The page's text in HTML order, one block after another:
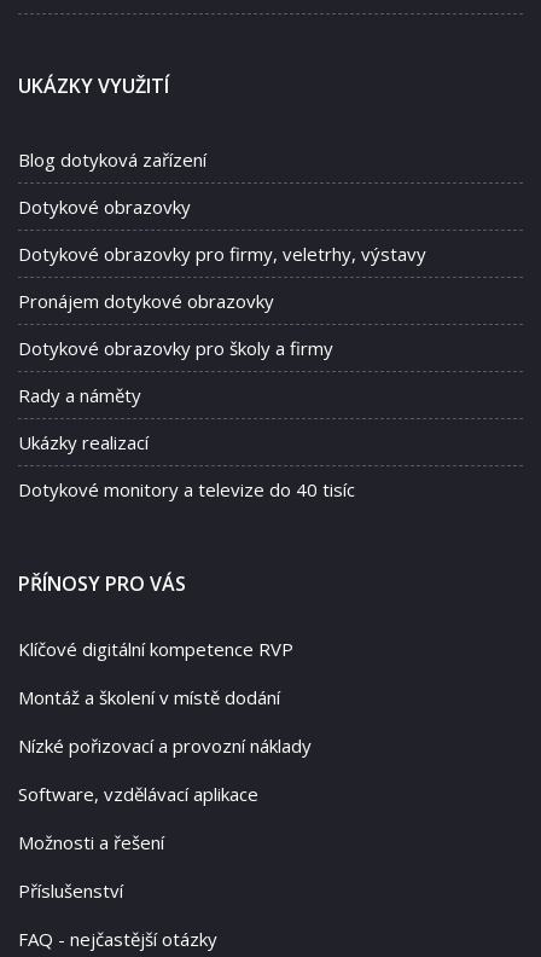
UKÁZKY VYUŽITÍ
Blog dotyková zařízení
Dotykové obrazovky
Dotykové obrazovky pro firmy, veletrhy, výstavy
Pronájem dotykové obrazovky
Dotykové obrazovky pro školy a firmy
Rady a náměty
Ukázky realizací
Dotykové monitory a televize do 40 tisíc
PŘÍNOSY PRO VÁS
Klíčové digitální kompetence RVP
Montáž a školení v místě dodání
Nízké pořizovací a provozní náklady
Software, vzdělávací aplikace
Možnosti a řešení
Příslušenství
FAQ - nejčastější otázky